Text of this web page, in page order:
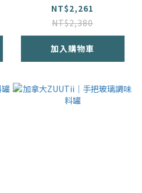
NT$2,261
NT$2,380
加入購物車